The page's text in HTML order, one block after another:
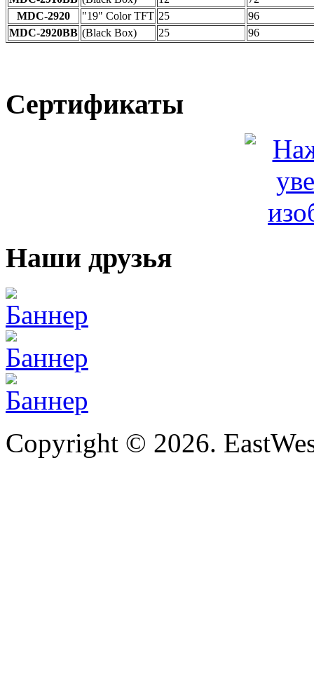
MDC-2920
"19" Color TFT 25
96
MDC-2920BB (Black Box) 25 96
Сертификаты
Наши друзья
Copyright © 2026.